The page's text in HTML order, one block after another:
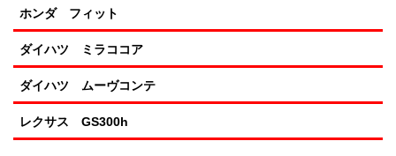
ホンダ フィット
ダイハツ ミラココア
ダイハツ ムーヴコンテ
レクサス GS300h